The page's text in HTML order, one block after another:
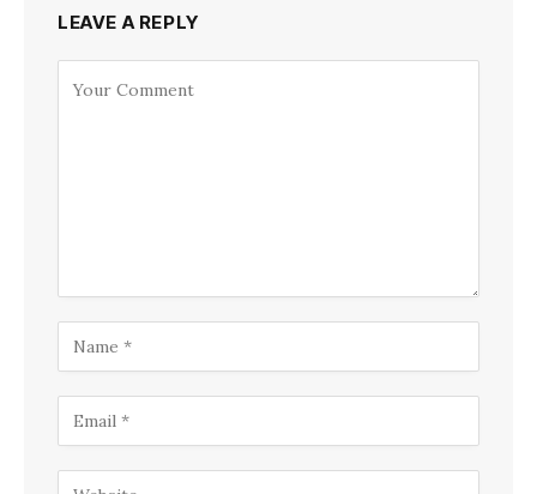
LEAVE A REPLY